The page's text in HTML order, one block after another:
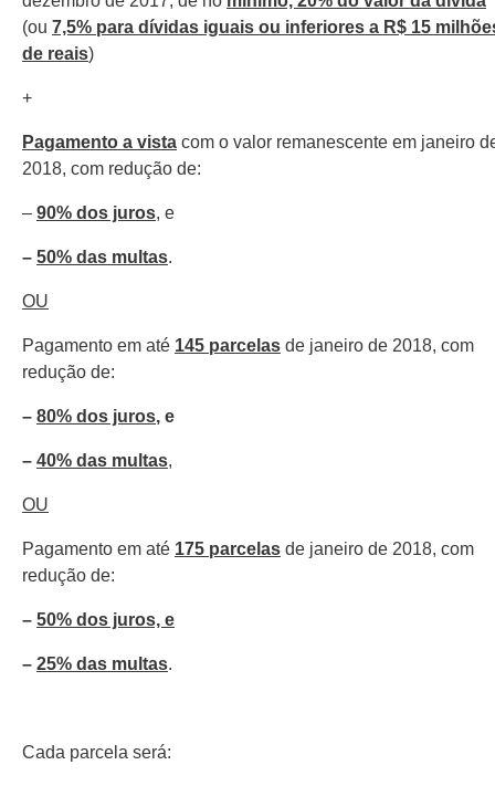
(ou 7,5% para dívidas iguais ou inferiores a R$ 15
de reais)
+
Pagamento a vista com o valor remanescente em janeiro
2018, com redução de:
– 90% dos juros, e
– 50% das multas.
OU
Pagamento em até 145 parcelas de janeiro de 2018, com
redução de:
– 80% dos juros, e
– 40% das multas,
OU
Pagamento em até 175 parcelas de janeiro de 2018, com
redução de:
– 50% dos juros, e
– 25% das multas.
Cada parcela será: